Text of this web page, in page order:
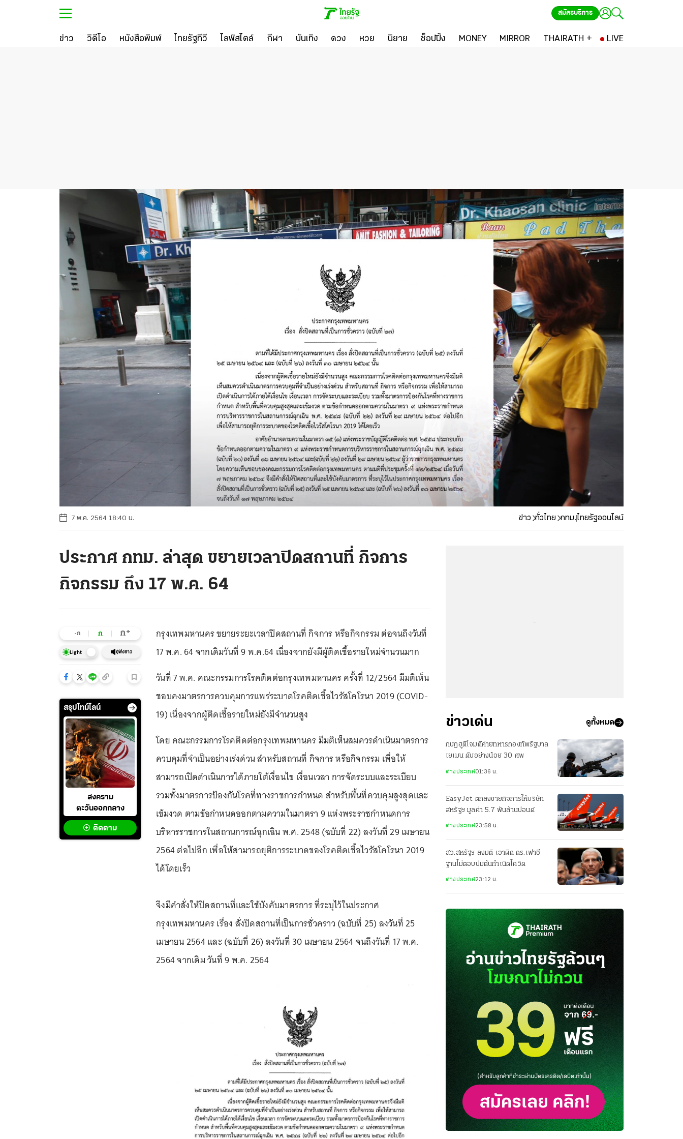
สมัครบริการ
ข่าว วิดีโอ หนังสือพิมพ์ ไทยรัฐทีวี ไลฟ์สไตล์ กีฬา บันเทิง ดวง หวย นิยาย ช็อปปิ้ง MONEY MIRROR THAIRATH + LIVE
7 พ.ค. 2564 18:40 น. ข่าว ทั่วไทย กทม.ไทยรัฐออนไลน์
ประกาศ กทม. ล่าสุด ขยายเวลาปิดสถานที่ กิจการ
กิจกรรม ถึง 17 พ.ค. 64
-ก ก ก+
Light ฟังข่าว
สรุปไทม์ไลน์
สงคราม
ตะวันออกกลาง
ติดตาม
กรุงเทพมหานคร ขยายระยะเวลาปิดสถานที่ กิจการ หรือกิจกรรม ต่อจนถึงวันที่
17 พ.ค. 64 จากเดิมวันที่ 9 พ.ค.64 เนื่องจากยังมีผู้ติดเชื้อรายใหม่จำนวนมาก
วันที่ 7 พ.ค. คณะกรรมการโรคติดต่อกรุงเทพมหานคร ครั้งที่ 12/2564 มีมติเห็น
ชอบคงมาตรการควบคุมการแพร่ระบาดโรคติดเชื้อไวรัสโคโรนา 2019 (COVID-
19) เนื่องจากผู้ติดเชื้อรายใหม่ยังมีจำนวนสูง
โดย คณะกรรมการโรคติดต่อกรุงเทพมหานคร มีมติเห็นสมควรดำเนินมาตรการ
ควบคุมที่จำเป็นอย่างเร่งด่วน สำหรับสถานที่ กิจการ หรือกิจกรรม เพื่อให้
สามารถเปิดดำเนินการได้ภายใต้เงื่อนไข เงื่อนเวลา การจัดระบบและระเบียบ
รวมทั้งมาตรการป้องกันโรคที่ทางราชการกำหนด สำหรับพื้นที่ควบคุมสูงสุดและ
เข้มงวด ตามข้อกำหนดออกตามความในมาตรา 9 แห่งพระราชกำหนดการ
บริหารราชการในสถานการณ์ฉุกเฉิน พ.ศ. 2548 (ฉบับที่ 22) ลงวันที่ 29 เมษายน
2564 ต่อไปอีก เพื่อให้สามารถยุติการระบาดของโรคติดเชื้อไวรัสโคโรนา 2019
ได้โดยเร็ว
จึงมีคำสั่งให้ปิดสถานที่และใช้บังคับมาตรการ ที่ระบุไว้ในประกาศ
กรุงเทพมหานคร เรื่อง สั่งปิดสถานที่เป็นการชั่วคราว (ฉบับที่ 25) ลงวันที่ 25
เมษายน 2564 และ (ฉบับที่ 26) ลงวันที่ 30 เมษายน 2564 จนถึงวันที่ 17 พ.ค.
2564 จากเดิม วันที่ 9 พ.ค. 2564
ข่าวเด่น ดูทั้งหมด
กบฏฮูตีโจมตีค่ายทหารกองทัพรัฐบาล
เยเมน ดับอย่างน้อย 30 ศพ
ต่างประเทศ01:36 น.
EasyJet ตกลงขายกิจการให้บริษัท
สหรัฐฯ มูลค่า 5.7 พันล้านปอนด์
ต่างประเทศ23:58 น.
สว.สหรัฐฯ ลงมติ เอาผิด ดร.เฟาชี
ฐานไม่ตอบปมต้นกำเนิดโควิด
ต่างประเทศ23:12 น.